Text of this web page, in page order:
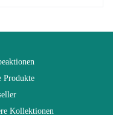
Produkte
Kollektionen